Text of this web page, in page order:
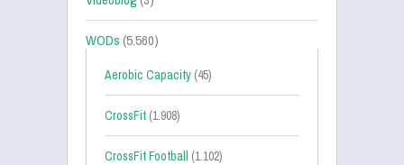
WODs(5.560)
Aerobic Capacity (45)
CrossFit (1.908)
CrossFit Football (1.102)